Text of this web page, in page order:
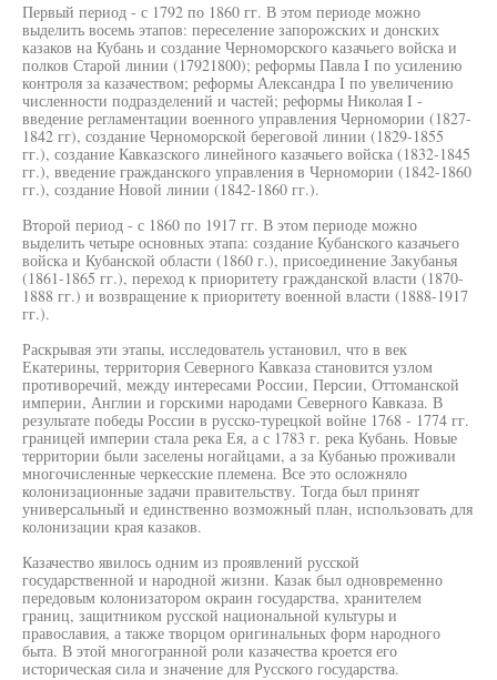
Первый период - с 1792 по 1860 гг. В этом периоде можно
выделить восемь этапов: переселение запорожских и донских
казаков на Кубань и создание Черноморского казачьего войска и
полков Старой линии (17921800); реформы Павла I по усилению
контроля за казачеством; реформы Александра I по увеличению
численности подразделений и частей; реформы Николая I -
введение регламентации военного управления Черномории (1827-
1842 гг), создание Черноморской береговой линии (1829-1855
гг.), создание Кавказского линейного казачьего войска (1832-1845
гг.), введение гражданского управления в Черномории (1842-1860
гг.), создание Новой линии (1842-1860 гг.).
Второй период - с 1860 по 1917 гг. В этом периоде можно
выделить четыре основных этапа: создание Кубанского казачьего
войска и Кубанской области (1860 г.), присоединение Закубанья
(1861-1865 гг.), переход к приоритету гражданской власти (1870-
1888 гг.) и возвращение к приоритету военной власти (1888-1917
гг.).
Раскрывая эти этапы, исследователь установил, что в век
Екатерины, территория Северного Кавказа становится узлом
противоречий, между интересами России, Персии, Оттоманской
империи, Англии и горскими народами Северного Кавказа. В
результате победы России в русско-турецкой войне 1768 - 1774 гг.
границей империи стала река Ея, а с 1783 г. река Кубань. Новые
территории были заселены ногайцами, а за Кубанью проживали
многочисленные черкесские племена. Все это осложняло
колонизационные задачи правительству. Тогда был принят
универсальный и единственно возможный план, использовать для
колонизации края казаков.
Казачество явилось одним из проявлений русской
государственной и народной жизни. Казак был одновременно
передовым колонизатором окраин государства, хранителем
границ, защитником русской национальной культуры и
православия, а также творцом оригинальных форм народного
быта. В этой многогранной роли казачества кроется его
историческая сила и значение для Русского государства.